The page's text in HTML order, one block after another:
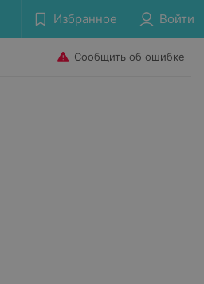
Избранное Войти
Сообщить об ошибке